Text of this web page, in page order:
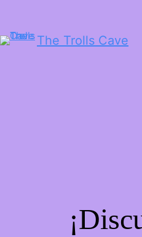
The Trolls Cave